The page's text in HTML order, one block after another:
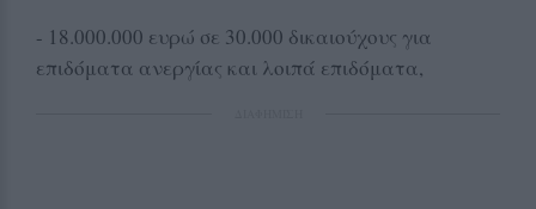
- 18.000.000 ευρώ σε 30.000 δικαιούχους για
επιδόματα ανεργίας και λοιπά επιδόματα,